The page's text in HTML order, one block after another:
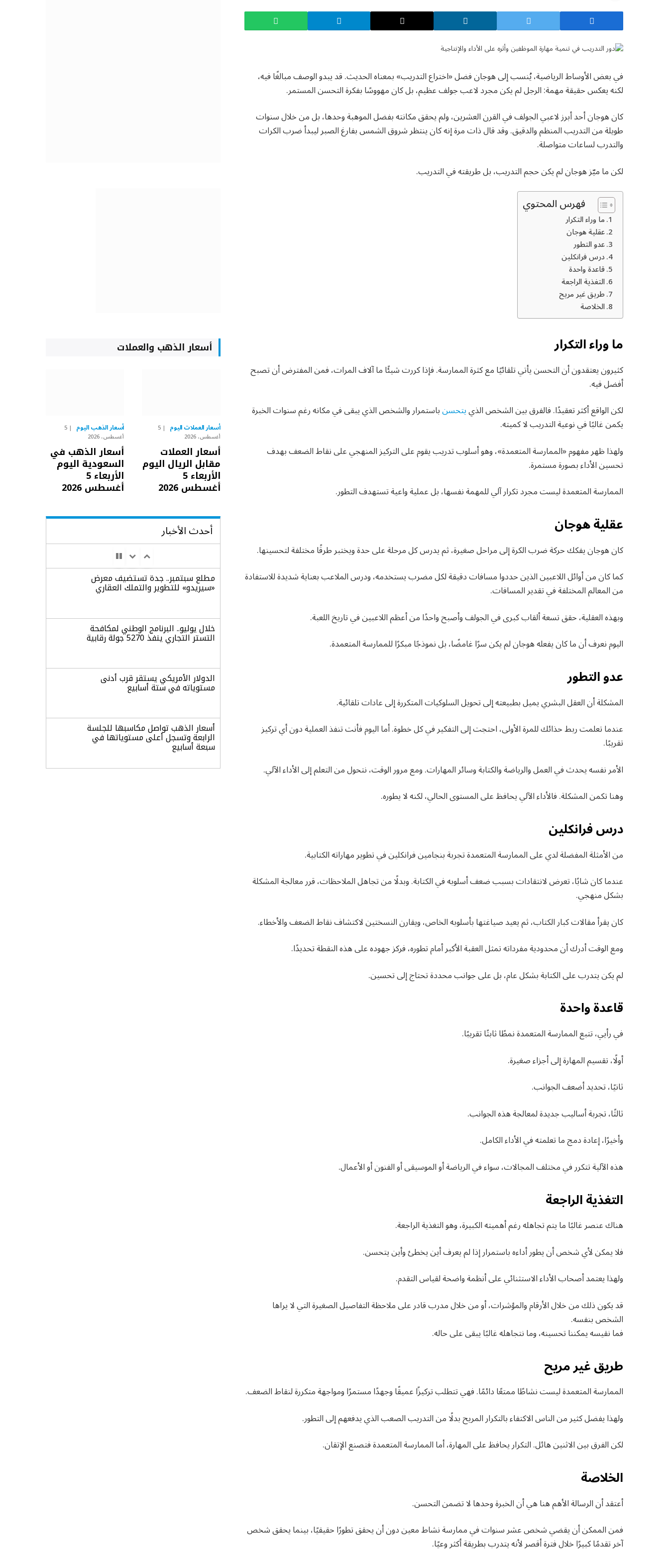
في بعض الأوساط الرياضية، يُنسب إلى هوجان فضل «اختراع التدريب» بمعناه الحديث. قد يبدو الوصف مبالغًا فيه،
لكنه يعكس حقيقة مهمة: الرجل لم يكن مجرد لاعب جولف عظيم، بل كان مهووسًا بفكرة التحسن المستمر.
كان هوجان أحد أبرز لاعبي الجولف في القرن العشرين، ولم يحقق مكانته بفضل الموهبة وحدها، بل من خلال سنوات
طويلة من التدريب المنظم والدقيق. وقد قال ذات مرة إنه كان ينتظر شروق الشمس بفارغ الصبر ليبدأ ضرب الكرات
والتدرب لساعات متواصلة.
لكن ما ميّز هوجان لم يكن حجم التدريب، بل طريقته في التدريب.
فهرس المحتوي
ما وراء التكرار
عقلية هوجان
عدو التطور
درس فرانكلين
قاعدة واحدة
التغذية الراجعة
طريق غير مريح
الخلاصة
ما وراء التكرار
كثيرون يعتقدون أن التحسن يأتي تلقائيًا مع كثرة الممارسة. فإذا كررت شيئًا ما آلاف المرات، فمن المفترض أن تصبح
أفضل فيه.
لكن الواقع أكثر تعقيدًا. فالفرق بين الشخص الذييتحسنباستمرار والشخص الذي يبقى في مكانه رغم سنوات الخبرة
يكمن غالبًا في نوعية التدريب لا كميته.
ولهذا ظهر مفهوم «الممارسة المتعمدة»، وهو أسلوب تدريب يقوم على التركيز المنهجي على نقاط الضعف بهدف
تحسين الأداء بصورة مستمرة.
الممارسة المتعمدة ليست مجرد تكرار آلي للمهمة نفسها، بل عملية واعية تستهدف التطور.
عقلية هوجان
كان هوجان يفكك حركة ضرب الكرة إلى مراحل صغيرة، ثم يدرس كل مرحلة على حدة ويختبر طرقًا مختلفة لتحسينها.
كما كان من أوائل اللاعبين الذين حددوا مسافات دقيقة لكل مضرب يستخدمه، ودرس الملاعب بعناية شديدة للاستفادة
من المعالم المختلفة في تقدير المسافات.
وبهذه العقلية، حقق تسعة ألقاب كبرى في الجولف وأصبح واحدًا من أعظم اللاعبين في تاريخ اللعبة.
اليوم نعرف أن ما كان يفعله هوجان لم يكن سرًا غامضًا، بل نموذجًا مبكرًا للممارسة المتعمدة.
عدو التطور
المشكلة أن العقل البشري يميل بطبيعته إلى تحويل السلوكيات المتكررة إلى عادات تلقائية.
عندما تعلمت ربط حذائك للمرة الأولى، احتجت إلى التفكير في كل خطوة. أما اليوم فأنت تنفذ العملية دون أي تركيز
تقريبًا.
الأمر نفسه يحدث في العمل والرياضة والكتابة وسائر المهارات. ومع مرور الوقت، نتحول من التعلم إلى الأداء الآلي.
وهنا تكمن المشكلة. فالأداء الآلي يحافظ على المستوى الحالي، لكنه لا يطوره.
درس فرانكلين
من الأمثلة المفضلة لدي على الممارسة المتعمدة تجربة بنجامين فرانكلين في تطوير مهاراته الكتابية.
عندما كان شابًا، تعرض لانتقادات بسبب ضعف أسلوبه في الكتابة. وبدلًا من تجاهل الملاحظات، قرر معالجة المشكلة
بشكل منهجي.
كان يقرأ مقالات كبار الكتاب، ثم يعيد صياغتها بأسلوبه الخاص، ويقارن النسختين لاكتشاف نقاط الضعف والأخطاء.
ومع الوقت أدرك أن محدودية مفرداته تمثل العقبة الأكبر أمام تطوره، فركز جهوده على هذه النقطة تحديدًا.
لم يكن يتدرب على الكتابة بشكل عام، بل على جوانب محددة تحتاج إلى تحسين.
قاعدة واحدة
في رأيي، تتبع الممارسة المتعمدة نمطًا ثابتًا تقريبًا.
أولًا، تقسيم المهارة إلى أجزاء صغيرة.
ثانيًا، تحديد أضعف الجوانب.
ثالثًا، تجربة أساليب جديدة لمعالجة هذه الجوانب.
وأخيرًا، إعادة دمج ما تعلمته في الأداء الكامل.
هذه الآلية تتكرر في مختلف المجالات، سواء في الرياضة أو الموسيقى أو الفنون أو الأعمال.
التغذية الراجعة
هناك عنصر غالبًا ما يتم تجاهله رغم أهميته الكبيرة، وهو التغذية الراجعة.
فلا يمكن لأي شخص أن يطور أداءه باستمرار إذا لم يعرف أين يخطئ وأين يتحسن.
ولهذا يعتمد أصحاب الأداء الاستثنائي على أنظمة واضحة لقياس التقدم.
قد يكون ذلك من خلال الأرقام والمؤشرات، أو من خلال مدرب قادر على ملاحظة التفاصيل الصغيرة التي لا يراها
الشخص بنفسه.
فما نقيسه يمكننا تحسينه، وما نتجاهله غالبًا يبقى على حاله.
طريق غير مريح
الممارسة المتعمدة ليست نشاطًا ممتعًا دائمًا. فهي تتطلب تركيزًا عميقًا وجهدًا مستمرًا ومواجهة متكررة لنقاط الضعف.
ولهذا يفضل كثير من الناس الاكتفاء بالتكرار المريح بدلًا من التدريب الصعب الذي يدفعهم إلى التطور.
لكن الفرق بين الاثنين هائل. التكرار يحافظ على المهارة، أما الممارسة المتعمدة فتصنع الإتقان.
الخلاصة
أعتقد أن الرسالة الأهم هنا هي أن الخبرة وحدها لا تضمن التحسن.
فمن الممكن أن يقضي شخص عشر سنوات في ممارسة نشاط معين دون أن يحقق تطورًا حقيقيًا، بينما يحقق شخص
آخر تقدمًا كبيرًا خلال فترة أقصر لأنه يتدرب بطريقة أكثر وعيًا.
أسعار الذهب والعملات
أسعار العملات اليوم 5
أغسطس، 2026
أسعار العملات
مقابل الريال اليوم
الأربعاء 5
أغسطس 2026
أسعار الذهب اليوم 5
أغسطس، 2026
أسعار الذهب في
السعودية اليوم
الأربعاء 5
أغسطس 2026
أحدث الأخبار
مطلع سبتمبر.. جدة تستضيف معرض
«سيريدو» للتطوير والتملك العقاري
خلال يوليو.. البرنامج الوطني لمكافحة
التستر التجاري ينفذ 5270 جولة رقابية
الدولار الأمريكي يستقر قرب أدنى
مستوياته في ستة أسابيع
أسعار الذهب تواصل مكاسبها للجلسة
الرابعة وتسجل أعلى مستوياتها في
سبعة أسابيع